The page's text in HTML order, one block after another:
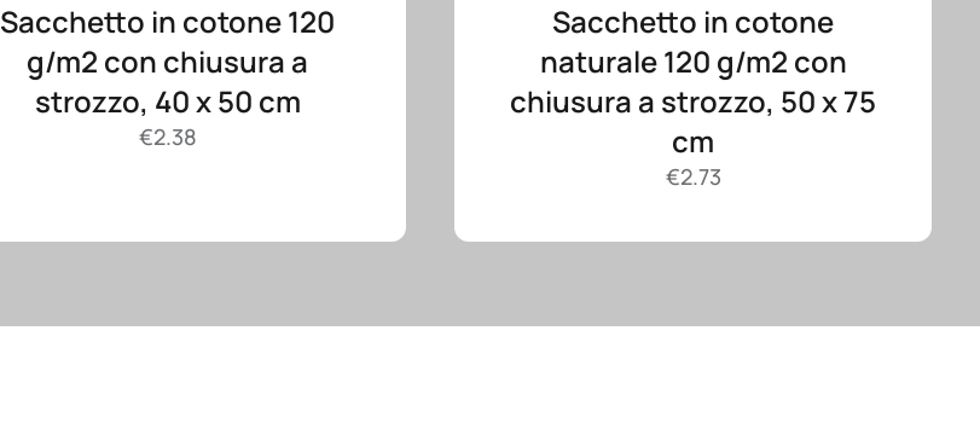
Sacchetto in cotone 120
g/m2 con chiusura a
strozzo, 40 x 50 cm
€2.38
Sacchetto in cotone
naturale 120 g/m2 con
chiusura a strozzo, 50 x 75
cm
€2.73